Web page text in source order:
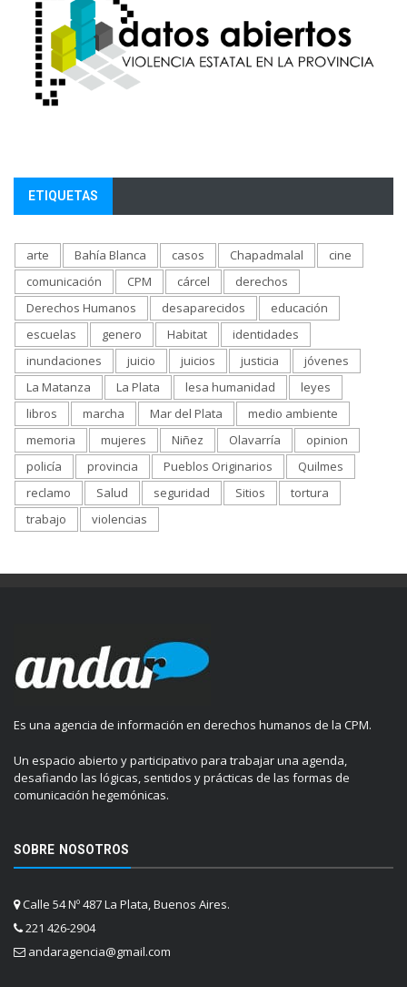
ETIQUETAS
arte Bahía Blanca casos Chapadmalal
cine
comunicación
CPM cárcel
derechos
Derechos Humanos
desaparecidos
educación
escuelas
genero Habitat
identidades
inundaciones
juicio juicios justicia
jóvenes
La Matanza
La Plata lesa humanidad
leyes
libros
marcha Mar del Plata
medio ambiente
memoria
mujeres Niñez Olavarría
opinion
policía
provincia Pueblos Originarios
Quilmes
reclamo
Salud seguridad Sitios
tortura
trabajo
violencias
Es una agencia de información en derechos humanos de la CPM.
Un espacio abierto y participativo para trabajar una agenda,
desafiando las lógicas, sentidos y prácticas de las formas de
comunicación hegemónicas.
SOBRE NOSOTROS
Calle 54 Nº 487 La Plata, Buenos Aires.
221 426-2904
andaragencia@gmail.com